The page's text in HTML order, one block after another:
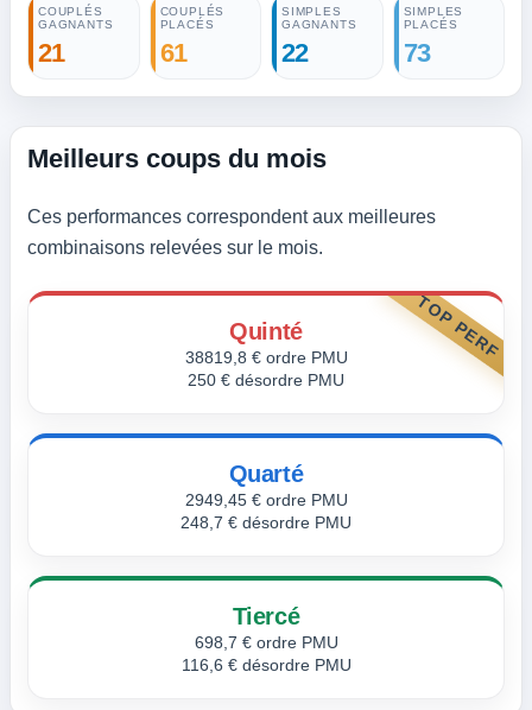
COUPLÉS
GAGNANTS
21
COUPLÉS
PLACÉS
61
SIMPLES
GAGNANTS
22
SIMPLES
PLACÉS
73
Meilleurs coups du mois
Ces performances correspondent aux meilleures
combinaisons relevées sur le mois.
TOP PERF
Quinté
38819,8 € ordre PMU
250 € désordre PMU
Quarté
2949,45 € ordre PMU
248,7 € désordre PMU
Tiercé
698,7 € ordre PMU
116,6 € désordre PMU